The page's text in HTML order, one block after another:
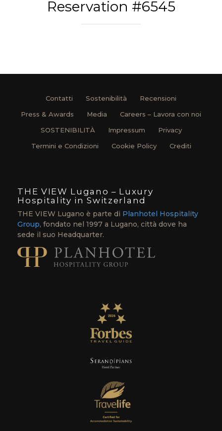
Reservation #6545
Contatti Sostenibilità
Recensioni
Press & Awards
Media
Careers – Lavora con noi
SOSTENIBILITÀ
Impressum
Privacy
Termini e Condizioni
Cookie Policy Crediti
THE VIEW Lugano – Luxury
Hospitality in Switzerland
THE VIEW Lugano è parte di Planhotel Hospitality
Group, fondato nel 1997 a Lugano, città dove ha
sede il suo Headquarter.